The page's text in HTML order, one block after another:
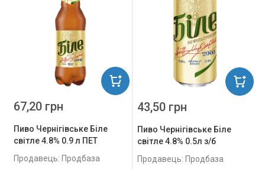
Пиво Чернігівське Біле
світле 4.8% 0.9 л ПЕТ
Продавець: Продбаза
67,20 грн
Пиво Чернігівське Біле
світле 4.8% 0.5л з/б
Продавець: Продбаза
43,50 грн